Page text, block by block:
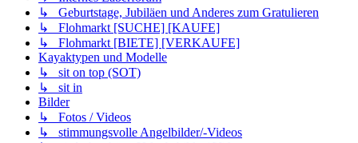
↳ Geburtstage, Jubiläen und Anderes zum Gratulieren
↳ Flohmarkt [SUCHE] [KAUFE]
↳ Flohmarkt [BIETE] [VERKAUFE]
Kayaktypen und Modelle
↳ sit on top (SOT)
↳ sit in
Bilder
↳ Fotos / Videos
↳ stimmungsvolle Angelbilder/-Videos